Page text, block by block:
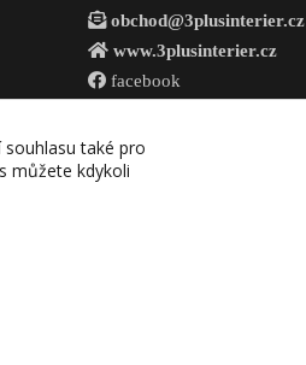
obchod@3plusinterier.cz
www.3plusinterier.cz
facebook
také pro
můžete kdykoli